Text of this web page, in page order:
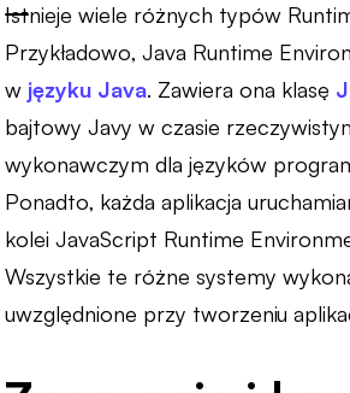
Istnieje wiele różnych typów
Przykładowo, Java Runtime
w języku Java. Zawiera ona klasę
bajtowy Javy w czasie
wykonawczym dla języków
Ponadto, każda aplikacja
kolei JavaScript Runtime
Wszystkie te różne systemy
uwzględnione przy tworzeniu